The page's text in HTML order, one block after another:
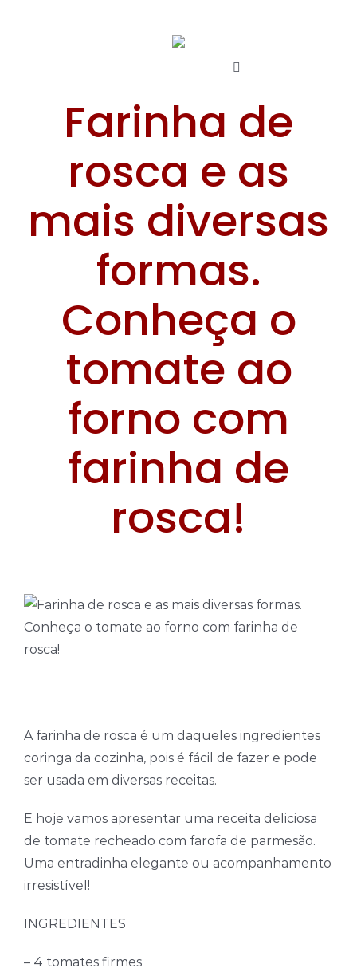
Toggle
SOBRE
PRODUTOS
Azeitonas & Azeites
Linha Gourmet
Farinhas
Palmitos
Temperos
Verduras
Tomates
CONTATO
Search
for:
Farinha de
rosca e as
mais diversas
formas.
Conheça o
tomate ao
forno com
farinha de
rosca!
A farinha de rosca é um daqueles ingredientes
coringa da cozinha, pois é fácil de fazer e pode
ser usada em diversas receitas.
E hoje vamos apresentar uma receita deliciosa
de tomate recheado com farofa de parmesão.
Uma entradinha elegante ou acompanhamento
irresistível!
INGREDIENTES
– 4 tomates firmes